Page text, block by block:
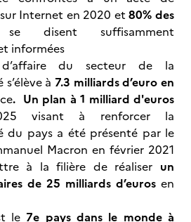
Internet en 2020 et80% des
se disent suffisamment
informées
du secteur de la
à 7.3 milliards d’euro en
. Un plan à 1 milliard d'euros
visant à renforcer la
du pays a été présenté par le
Macron en février 2021
à la filière de réaliser un
de 25 milliards d’euros en
le 7e pays dans le monde à